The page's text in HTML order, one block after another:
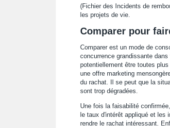
(Fichier des Incidents de
les projets de vie.
Comparer pour
Comparer est un mode de
concurrence grandissante
potentiellement être toutes
une offre marketing
du rachat. Il se peut que la
sont trop dégradées.
Une fois la faisabilité
le taux d'intérêt appliqué et les
rendre le rachat intéressant.